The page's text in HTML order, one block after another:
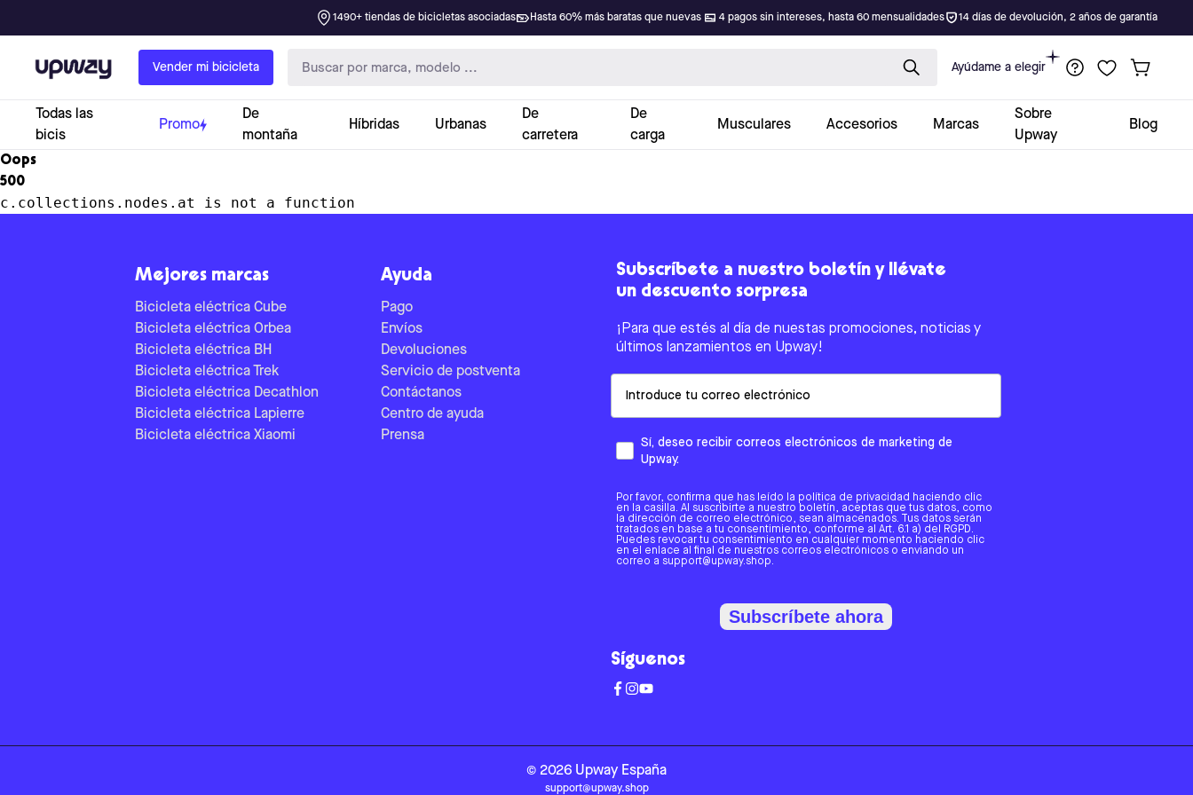
1490+ tiendas de bicicletas asociadas Hasta 60% más baratas que nuevas 4 pagos sin intereses, hasta 60 mensualidades 14 días de devolución, 2 años de garantía
Upway Vender mi bicicleta Ayúdame a elegir
Todas las
bicis
Promo
De
montaña
Híbridas Urbanas
De
carretera
De
carga
Musculares Accesorios Marcas
Sobre
Upway
Blog
Oops
500
c.collections.nodes.at is not a function
Mejores marcas
Bicicleta eléctrica Cube
Bicicleta eléctrica Orbea
Bicicleta eléctrica BH
Bicicleta eléctrica Trek
Bicicleta eléctrica Decathlon
Bicicleta eléctrica Lapierre
Bicicleta eléctrica Xiaomi
Ayuda
Pago
Envíos
Devoluciones
Servicio de postventa
Contáctanos
Centro de ayuda
Prensa
Subscríbete a nuestro boletín y llévate
un descuento sorpresa
¡Para que estés al día de nuestas promociones, noticias y
últimos lanzamientos en Upway!
Sí, deseo recibir correos electrónicos de marketing de
Upway.
Por favor, confirma que has leído la política de privacidad haciendo clic
en la casilla. Al suscribirte a nuestro boletín, aceptas que tus datos, como
la dirección de correo electrónico, sean almacenados. Tus datos serán
tratados en base a tu consentimiento, conforme al Art. 6.1 a) del RGPD.
Puedes revocar tu consentimiento en cualquier momento haciendo clic
en el enlace al final de nuestros correos electrónicos o enviando un
correo a support@upway.shop.
Subscríbete ahora
Síguenos
© 2026 Upway España
support@upway.shop